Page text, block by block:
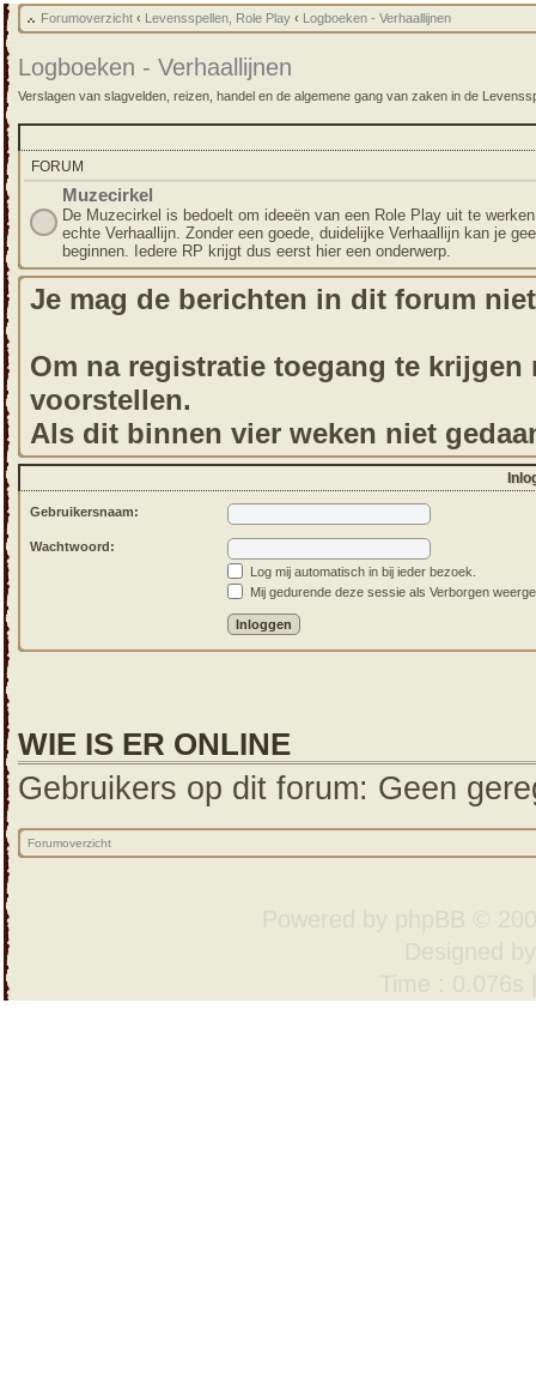
Forumoverzicht ‹ Levensspellen, Role Play ‹ Logboeken - Verhaallijnen
Logboeken - Verhaallijnen
Verslagen van slagvelden, reizen, handel en de algemene gang van zaken in de
FORUM
Muzecirkel
De Muzecirkel is bedoelt om ideeën van een Role Play uit te
echte Verhaallijn. Zonder een goede, duidelijke Verhaallijn kan je
beginnen. Iedere RP krijgt dus eerst hier een onderwerp.
Je mag de berichten in dit forum
Om na registratie toegang te
voorstellen.
Als dit binnen vier weken niet
Gebruikersnaam:
Wachtwoord:
Log mij automatisch in bij ieder bezoek.
Mij gedurende deze sessie als Verborgen
WIE IS ER ONLINE
Gebruikers op dit forum: Geen
Forumoverzicht